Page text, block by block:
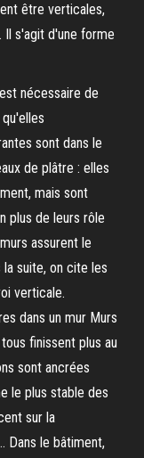
être verticales,
Il s'agit d'une forme
nécessaire de
sont dans le
de plâtre : elles
mais sont
plus de leurs rôle
assurent le
suite, on cite les
verticale.
dans un mur Murs
finissent plus au
sont ancrées
le plus stable des
sur la
Dans le bâtiment,